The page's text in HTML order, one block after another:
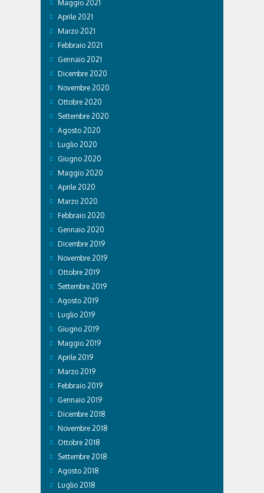
Maggio 2021
Aprile 2021
Marzo 2021
Febbraio 2021
Gennaio 2021
Dicembre 2020
Novembre 2020
Ottobre 2020
Settembre 2020
Agosto 2020
Luglio 2020
Giugno 2020
Maggio 2020
Aprile 2020
Marzo 2020
Febbraio 2020
Gennaio 2020
Dicembre 2019
Novembre 2019
Ottobre 2019
Settembre 2019
Agosto 2019
Luglio 2019
Giugno 2019
Maggio 2019
Aprile 2019
Marzo 2019
Febbraio 2019
Gennaio 2019
Dicembre 2018
Novembre 2018
Ottobre 2018
Settembre 2018
Agosto 2018
Luglio 2018